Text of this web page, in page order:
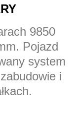
9850
Pojazd
system
i